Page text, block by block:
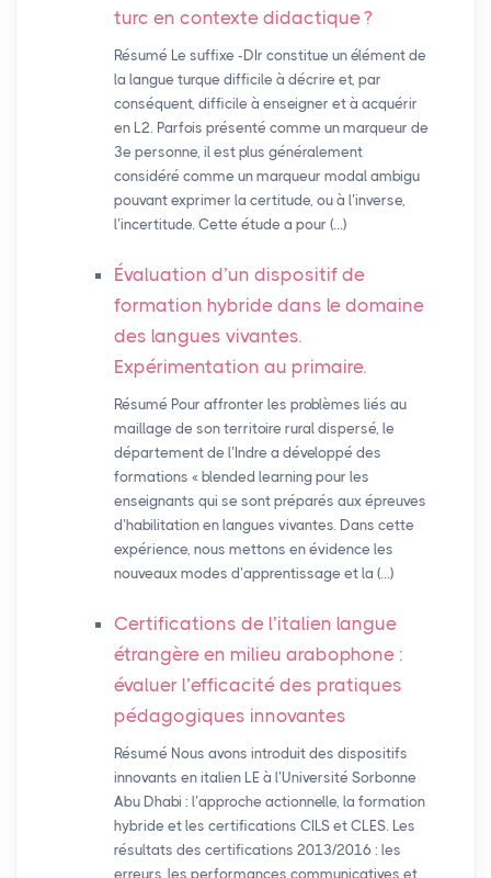
turc en contexte didactique?
Résumé Le suffixe -DIr constitue un élément de
la langue turque difficile à décrire et, par
conséquent, difficile à enseigner et à acquérir
en L2. Parfois présenté comme un marqueur de
3e personne, il est plus généralement
considéré comme un marqueur modal ambigu
pouvant exprimer la certitude, ou à l’inverse,
l’incertitude. Cette étude a pour (…)
Évaluation d’un dispositif de
formation hybride dans le domaine
des langues vivantes.
Expérimentation au primaire.
Résumé Pour affronter les problèmes liés au
maillage de son territoire rural dispersé, le
département de l’Indre a développé des
formations « blended learning pour les
enseignants qui se sont préparés aux épreuves
d’habilitation en langues vivantes. Dans cette
expérience, nous mettons en évidence les
nouveaux modes d’apprentissage et la (…)
Certifications de l’italien langue
étrangère en milieu arabophone :
évaluer l’efficacité des pratiques
pédagogiques innovantes
Résumé Nous avons introduit des dispositifs
innovants en italien LE à l’Université Sorbonne
Abu Dhabi : l’approche actionnelle, la formation
hybride et les certifications CILS et CLES. Les
résultats des certifications 2013/2016 : les
erreurs, les performances communicatives et